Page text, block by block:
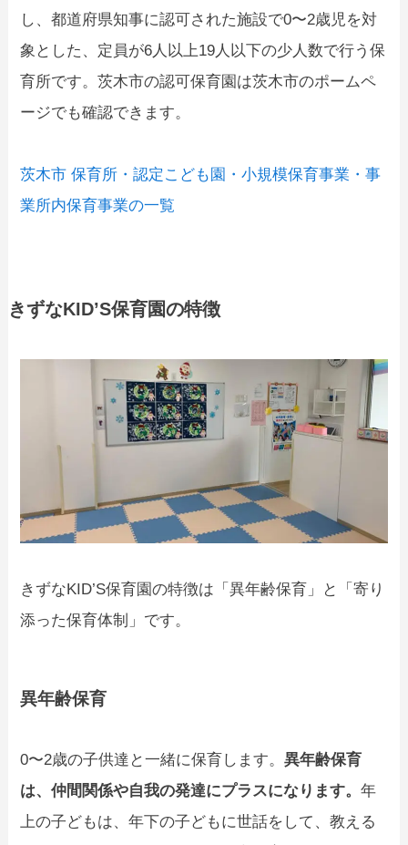
し、都道府県知事に認可された施設で0〜2歳児を対
象とした、定員が6人以上19人以下の少人数で行う保
育所です。茨木市の認可保育園は茨木市のポームペ
ージでも確認できます。
茨木市 保育所・認定こども園・小規模保育事業・事
業所内保育事業の一覧
きずなKID’S保育園の特徴
きずなKID’S保育園の特徴は「異年齢保育」と「寄り
添った保育体制」です。
異年齢保育
0〜2歳の子供達と一緒に保育します。異年齢保育
は、仲間関係や自我の発達にプラスになります。年
上の子どもは、年下の子どもに世話をして、教える